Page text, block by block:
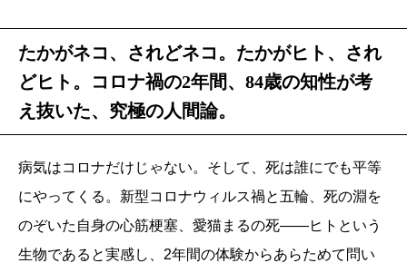
たかがネコ、されどネコ。たかがヒト、され
どヒト。コロナ禍の2年間、84歳の知性が考
え抜いた、究極の人間論。
病気はコロナだけじゃない。そして、死は誰にでも平等
にやってくる。新型コロナウィルス禍と五輪、死の淵を
のぞいた自身の心筋梗塞、愛猫まるの死――ヒトという
生物であると実感し、2年間の体験からあらためて問い